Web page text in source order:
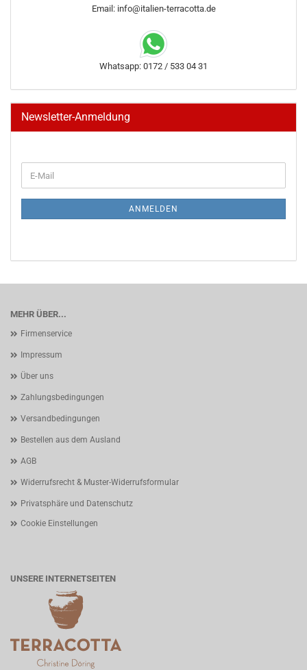
Email: info@italien-terracotta.de
Whatsapp: 0172 / 533 04 31
Newsletter-Anmeldung
ZUR
E-
Mail
ANMELDEN
MEHR ÜBER...
Firmenservice
Impressum
Über uns
Zahlungsbedingungen
Versandbedingungen
Bestellen aus dem Ausland
AGB
Widerrufsrecht & Muster-Widerrufsformular
Privatsphäre und Datenschutz
Cookie Einstellungen
UNSERE INTERNETSEITEN